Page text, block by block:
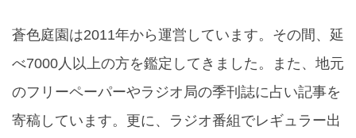
蒼色庭園は2011年から運営しています。その間、延
べ7000人以上の方を鑑定してきました。また、地元
のフリーペーパーやラジオ局の季刊誌に占い記事を
寄稿しています。更に、ラジオ番組でレギュラー出